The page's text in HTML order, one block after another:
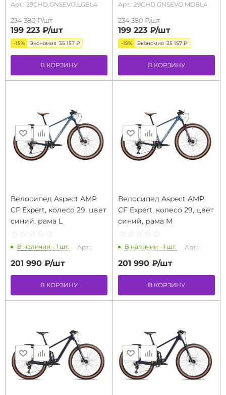
Арт.: 29CHD.GNSEVO.LGBL4
234 380 ₽/шт
199 223 ₽/шт
-15% Экономия 35 157 ₽
В КОРЗИНУ
Арт.: 29CHD.GNSEVO.MDBL4
234 380 ₽/шт
199 223 ₽/шт
-15% Экономия 35 157 ₽
В КОРЗИНУ
Велосипед Aspect AMP
CF Expert, колесо 29, цвет
синий, рама L
☆ ☆ ☆ ☆ ☆
★ ★ ★ ★ ★
В наличии - 1 шт. Арт.:
201 990 ₽/шт
В КОРЗИНУ
Велосипед Aspect AMP
CF Expert, колесо 29, цвет
синий, рама M
☆ ☆ ☆ ☆ ☆
★ ★ ★ ★ ★
В наличии - 1 шт. Арт.:
201 990 ₽/шт
В КОРЗИНУ